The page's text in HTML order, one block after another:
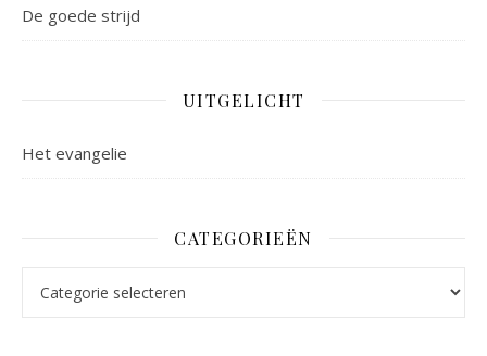
De goede strijd
UITGELICHT
Het evangelie
CATEGORIEËN